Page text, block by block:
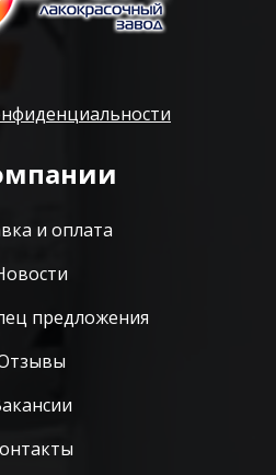
и оплата
предложения